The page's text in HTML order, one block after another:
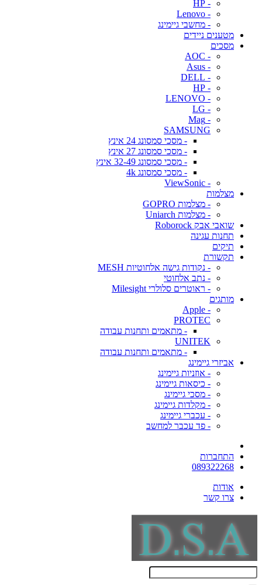
- HP
- Lenovo
- מחשבי גיימינג
מטענים ניידים
מסכים
- AOC
- Asus
- DELL
- HP
- LENOVO
- LG
- Mag
SAMSUNG
- מסכי סמסונג 24 אינץ
- מסכי סמסונג 27 אינץ
- מסכי סמסונג 32-49 אינץ
- מסכי סמסונג 4k
- ViewSonic
מצלמות
- מצלמות GOPRO
- מצלמות Uniarch
שואבי אבק Roborock
תחנות עגינה
תיקים
תקשורת
- נקודות גישה אלחוטיות MESH
- נתב אלחוטי
- ראוטרים סלולרי Milesight
מותגים
- Apple
PROTEC
- מתאמים ותחנות עבודה
UNITEK
- מתאמים ותחנות עבודה
אביזרי גיימינג
- אוזניות גיימינג
- כיסאות גיימינג
- מסכי גיימינג
- מקלדות גיימינג
- עכברי גיימינג
- פד עכבר למחשב
התחברות
089322268
אודות
צרו קשר